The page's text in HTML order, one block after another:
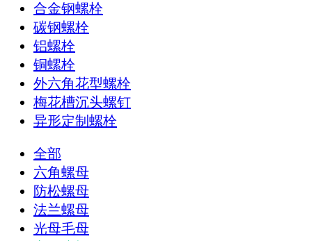
合金钢螺栓
碳钢螺栓
铝螺栓
铜螺栓
外六角花型螺栓
梅花槽沉头螺钉
异形定制螺栓
全部
六角螺母
防松螺母
法兰螺母
光母毛母